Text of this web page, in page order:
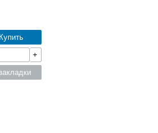
Купить
+